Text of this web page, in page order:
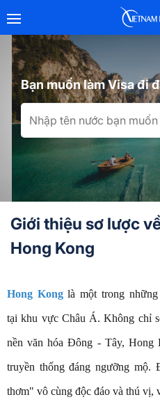
Bạn muốn làm Visa đi
Giới thiệu sơ lược
Hong Kong
Hong Konglà một trong những
tại khu vực Châu Á. Không chỉ
nền văn hóa Đông - Tây, Hong
truyền thống đáng ngưỡng
thơm" vô cùng độc đáo và thú vị,